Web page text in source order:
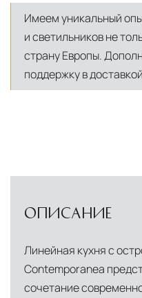
Имеем уникальный
и светильников не
страну Европы.
поддержку в
ОПИСАНИЕ
Линейная кухня с
Contemporanea
сочетание